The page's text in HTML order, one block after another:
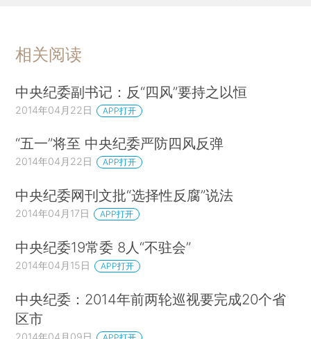
相关阅读
中央纪委副书记：反“四风”要持之以恒
2014年04月22日 APP打开
“五一”将至 中央纪委严防四风反弹
2014年04月22日 APP打开
中央纪委网刊文批“选择性反腐”说法
2014年04月17日 APP打开
中央纪委19常委 8人“不驻会”
2014年04月15日 APP打开
中央纪委：2014年前两轮巡视要完成20个省
区市
2014年04月09日